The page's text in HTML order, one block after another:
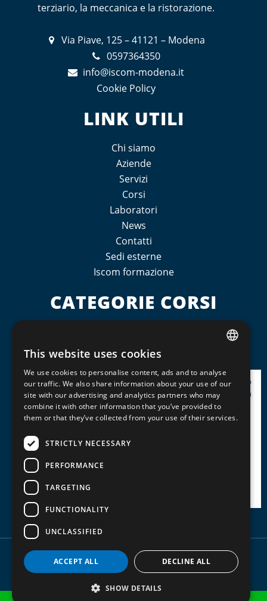
terziario, la meccanica e la ristorazione.
Via Piave, 125 – 41121 – Modena
0597364350
info@iscom-modena.it
Cookie Policy
LINK UTILI
Chi siamo
Aziende
Servizi
Corsi
Laboratori
News
Contatti
Sedi esterne
Iscom formazione
CATEGORIE CORSI
Non sono presenti prodotti per questa categoria
Copyright - P.IVA 00829580364 -Privacy policy-
Trasparenza contributi pubblici
ENGLISH
FRENCH
This website uses cookies
We use cookies to personalise content, ads and to analyse
our traffic. We also share information about your use of our
site with our advertising and analytics partners who may
combine it with other information that you’ve provided to
them or that they’ve collected from your use of their services.
STRICTLY NECESSARY
PERFORMANCE
TARGETING
FUNCTIONALITY
UNCLASSIFIED
ACCEPT ALL DECLINE ALL
SHOW DETAILS